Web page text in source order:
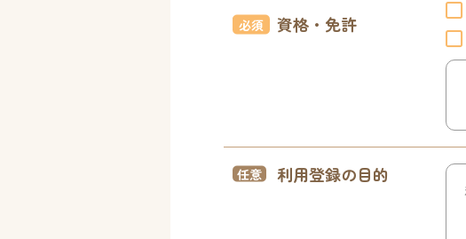
資格・免許
必須
利用登録の目的